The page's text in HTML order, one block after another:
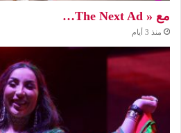
مع « The Next Ad…
منذ 3 أيام